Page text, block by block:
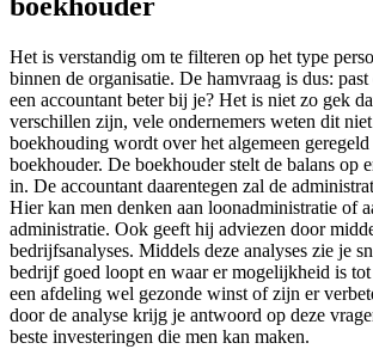
boekhouder
Het is verstandig om te filteren op het type
binnen de organisatie. De hamvraag is dus:
een accountant beter bij je? Het is niet zo gek
verschillen zijn, vele ondernemers weten dit
boekhouding wordt over het algemeen
boekhouder. De boekhouder stelt de balans op
in. De accountant daarentegen zal de
Hier kan men denken aan loonadministratie of
administratie. Ook geeft hij adviezen door
bedrijfsanalyses. Middels deze analyses zie je
bedrijf goed loopt en waar er mogelijkheid is
een afdeling wel gezonde winst of zijn er
door de analyse krijg je antwoord op deze
beste investeringen die men kan maken.